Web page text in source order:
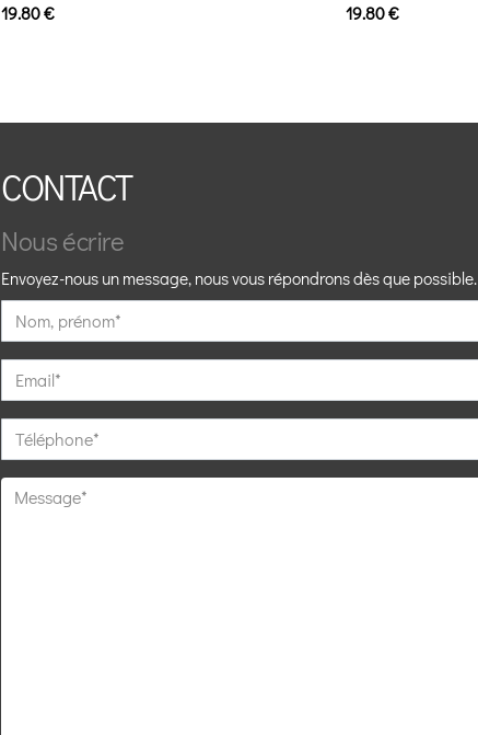
19.80 €
19.80 €
CONTACT
Nous écrire
Envoyez-nous un message, nous vous répondrons dès que possible.